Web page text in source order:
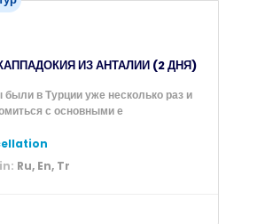
ИЗ АНТАЛИИ (2 ДНЯ)
в Турции уже несколько раз и
с основными е
Ru, En, Tr